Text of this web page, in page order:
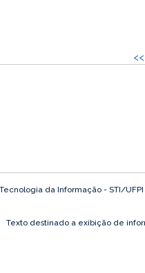
da Informação - STI/UFPI
Texto destinado a exibição de